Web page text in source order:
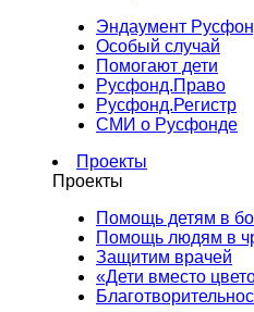
Эндаумент
Особый случай
Помогают дети
Русфонд.Право
Русфонд.Регистр
СМИ о Русфонде
Проекты
Проекты
Помощь детям в
Помощь людям в
Защитим врачей
«Дети вместо